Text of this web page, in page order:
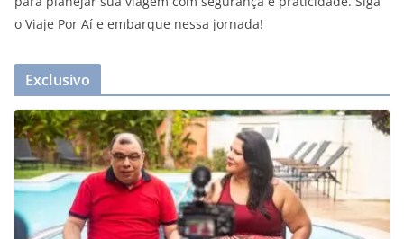
o Viaje Por Aí e embarque nessa jornada!
Exclusivo